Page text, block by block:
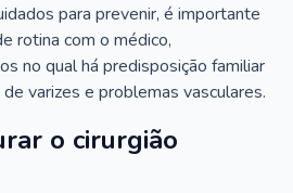
para prevenir, é importante
rotina com o médico,
no qual há predisposição familiar
varizes e problemas vasculares.
o cirurgião